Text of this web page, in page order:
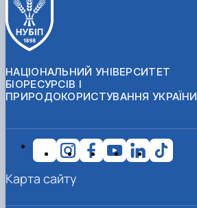
НАЦІОНАЛЬНИЙ УНІВЕРСИТЕТ
БІОРЕСУРСІВ І
ПРИРОДОКОРИСТУВАННЯ УКРАЇНИ
Карта сайту